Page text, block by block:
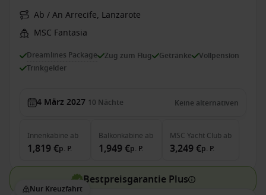
Ab / An Arrecife, Lanzarote
MSC Fantasia
Dreamlines Package Zug zum Flug Getränke
Vollpension
Trinkgelder
4 März 2027 10 Nächte Keine alternativen
Innenkabine ab
1,819 €p. P.
Balkonkabine ab
1,949 €p. P.
MSC Yacht Club ab
3,249 €p. P.
Bestpreisgarantie Plus
Nur Kreuzfahrt